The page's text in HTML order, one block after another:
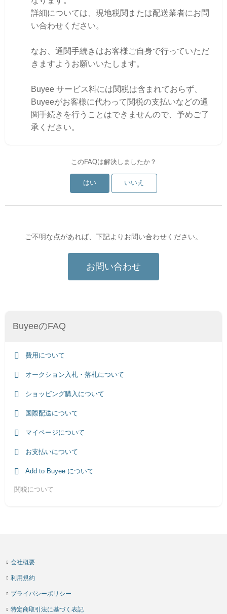
BuyeeのFAQ
費用について
オークション入札・落札について
ショッピング購入について
国際配送について
マイページについて
お支払いについて
Add to Buyee について
関税について
詳細については、現地税関または配送業者にお問
い合わせください。
なお、通関手続きはお客様ご自身で行っていただ
きますようお願いいたします。
Buyee サービス料には関税は含まれておらず、
Buyeeがお客様に代わって関税の支払いなどの通
関手続きを行うことはできませんので、予めご了
承ください。
このFAQは解決しましたか？
はい いいえ
ご不明な点があれば、下記よりお問い合わせください。
お問い合わせ
会社概要
利用規約
プライバシーポリシー
特定商取引法に基づく表記